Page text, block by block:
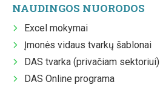
NAUDINGOS NUORODOS
Excel mokymai
Įmonės vidaus tvarkų šablonai
DAS tvarka (privačiam sektoriui)
DAS Online programa